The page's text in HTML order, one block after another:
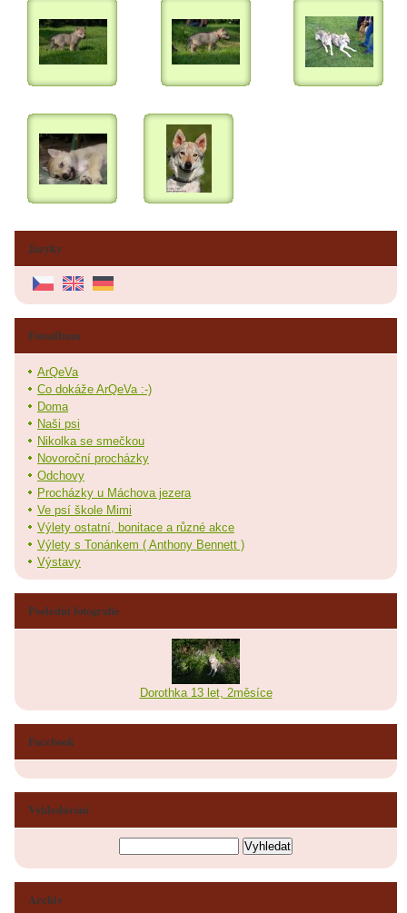
Jazyky
Fotoalbum
ArQeVa
Co dokáže ArQeVa :-)
Doma
Naši psi
Nikolka se smečkou
Novoroční procházky
Odchovy
Procházky u Máchova jezera
Ve psí škole Mimi
Výlety ostatní, bonitace a různé akce
Výlety s Tonánkem ( Anthony Bennett )
Výstavy
Poslední fotografie
Dorothka 13 let, 2měsíce
Facebook
Vyhledávání
Archiv